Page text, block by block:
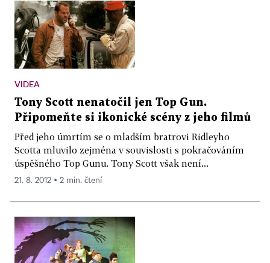
VIDEA
Tony Scott nenatočil jen Top Gun.
Připomeňte si ikonické scény z jeho filmů
Před jeho úmrtím se o mladším bratrovi Ridleyho
Scotta mluvilo zejména v souvislosti s pokračováním
úspěšného Top Gunu. Tony Scott však není...
21. 8. 2012 ▪ 2 min. čtení